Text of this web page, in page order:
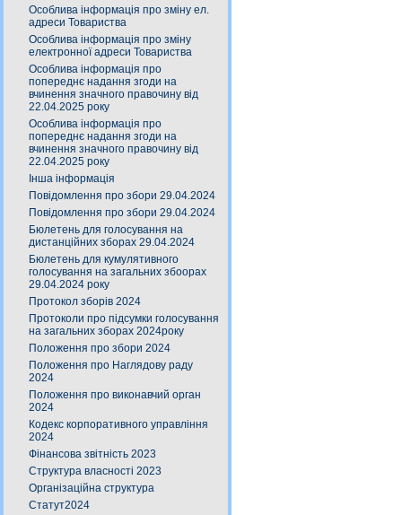
Особлива інформація про зміну ел.
адреси Товариства
Особлива інформація про зміну
електронної адреси Товариства
Особлива інформація про
попереднє надання згоди на
вчинення значного правочину від
22.04.2025 року
Особлива інформація про
попереднє надання згоди на
вчинення значного правочину від
22.04.2025 року
Інша інформація
Повідомлення про збори 29.04.2024
Повідомлення про збори 29.04.2024
Бюлетень для голосування на
дистанційних зборах 29.04.2024
Бюлетень для кумулятивного
голосування на загальних збоорах
29.04.2024 року
Протокол зборів 2024
Протоколи про підсумки голосування
на загальних зборах 2024року
Положення про збори 2024
Положення про Наглядову раду
2024
Положення про виконавчий орган
2024
Кодекс корпоративного управління
2024
Фінансова звітність 2023
Структура власності 2023
Організаційна структура
Статут2024